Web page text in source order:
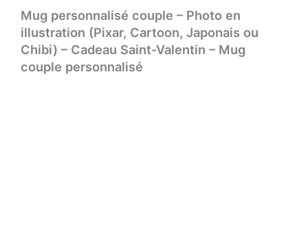
Mug personnalisé couple – Photo en
illustration (Pixar, Cartoon, Japonais ou
Chibi) – Cadeau Saint-Valentin – Mug
couple personnalisé